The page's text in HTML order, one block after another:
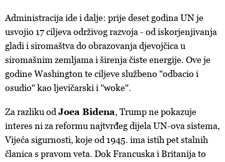
Administracija ide i dalje: prije deset godina UN je
usvojio 17 ciljeva održivog razvoja - od iskorjenjivanja
gladi i siromaštva do obrazovanja djevojčica u
siromašnim zemljama i širenja čiste energije. Ove je
godine Washington te ciljeve službeno "odbacio i
osudio" kao ljevičarski i "woke".
Za razliku odJoea Bidena, Trump ne pokazuje
interes ni za reformu najtvrđeg dijela UN-ova sistema,
Vijeća sigurnosti, koje od 1945. ima istih pet stalnih
članica s pravom veta. Dok Francuska i Britanija to